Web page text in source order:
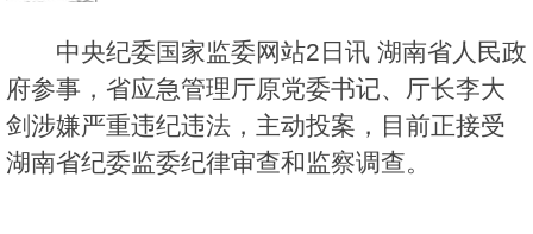
中央纪委国家监委网站2日讯 湖南省人民政
府参事，省应急管理厅原党委书记、厅长李大
剑涉嫌严重违纪违法，主动投案，目前正接受
湖南省纪委监委纪律审查和监察调查。